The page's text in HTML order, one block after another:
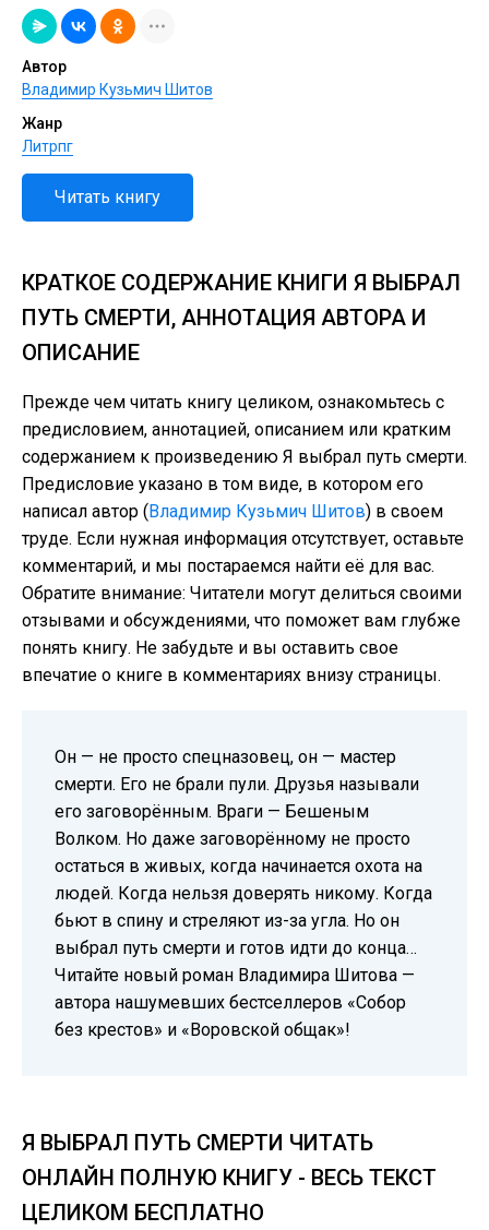
Автор
Владимир Кузьмич Шитов
Жанр
Литрпг
Читать книгу
КРАТКОЕ СОДЕРЖАНИЕ КНИГИ Я ВЫБРАЛ
ПУТЬ СМЕРТИ, АННОТАЦИЯ АВТОРА И
ОПИСАНИЕ
Прежде чем читать книгу целиком, ознакомьтесь с
предисловием, аннотацией, описанием или кратким
содержанием к произведению Я выбрал путь смерти.
Предисловие указано в том виде, в котором его
написал автор (Владимир Кузьмич Шитов) в своем
труде. Если нужная информация отсутствует, оставьте
комментарий, и мы постараемся найти её для вас.
Обратите внимание: Читатели могут делиться своими
отзывами и обсуждениями, что поможет вам глубже
понять книгу. Не забудьте и вы оставить свое
впечатие о книге в комментариях внизу страницы.
Он — не просто спецназовец, он — мастер
смерти. Его не брали пули. Друзья называли
его заговорённым. Враги — Бешеным
Волком. Но даже заговорённому не просто
остаться в живых, когда начинается охота на
людей. Когда нельзя доверять никому. Когда
бьют в спину и стреляют из-за угла. Но он
выбрал путь смерти и готов идти до конца…
Читайте новый роман Владимира Шитова —
автора нашумевших бестселлеров «Собор
без крестов» и «Воровской общак»!
Я ВЫБРАЛ ПУТЬ СМЕРТИ ЧИТАТЬ
ОНЛАЙН ПОЛНУЮ КНИГУ - ВЕСЬ ТЕКСТ
ЦЕЛИКОМ БЕСПЛАТНО